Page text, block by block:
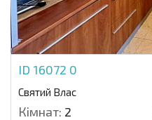
ID 16072 0
Святий Влас
Кімнат: 2